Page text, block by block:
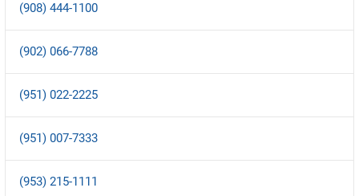
(908) 444-1100
(902) 066-7788
(951) 022-2225
(951) 007-7333
(953) 215-1111